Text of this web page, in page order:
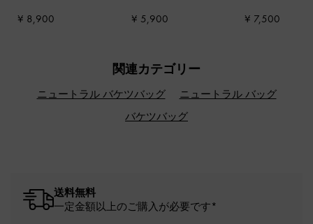
¥ 8,900 ¥ 5,900 ¥ 7,500
関連カテゴリー
ニュートラル バケツバッグ
ニュートラル バッグ
バケツバッグ
送料無料
一定金額以上のご購入が必要です*